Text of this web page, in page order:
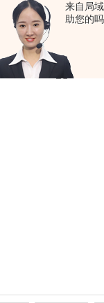
来自局
助您的
我的